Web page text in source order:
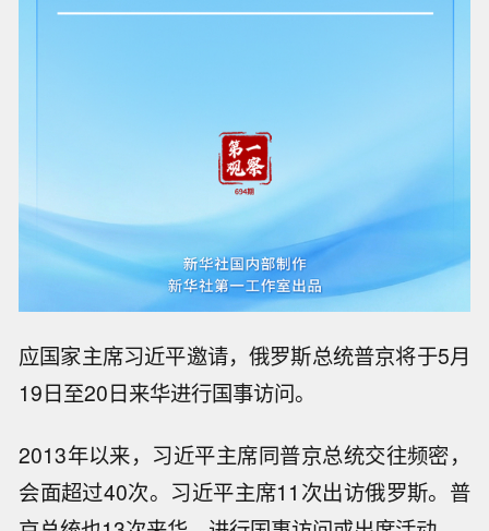
应国家主席习近平邀请，俄罗斯总统普京将于5月
19日至20日来华进行国事访问。
2013年以来，习近平主席同普京总统交往频密，
会面超过40次。习近平主席11次出访俄罗斯。普